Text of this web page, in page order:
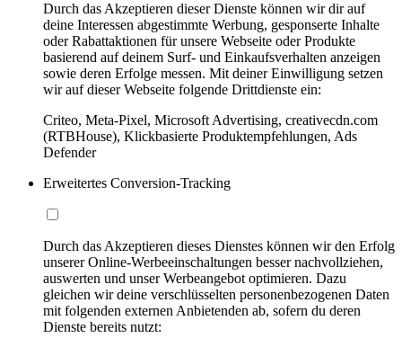
Durch das Akzeptieren dieser Dienste können wir dir auf
deine Interessen abgestimmte Werbung, gesponserte Inhalte
oder Rabattaktionen für unsere Webseite oder Produkte
basierend auf deinem Surf- und Einkaufsverhalten anzeigen
sowie deren Erfolge messen. Mit deiner Einwilligung setzen
wir auf dieser Webseite folgende Drittdienste ein:
Criteo, Meta-Pixel, Microsoft Advertising, creativecdn.com
(RTBHouse), Klickbasierte Produktempfehlungen, Ads
Defender
Erweitertes Conversion-Tracking
Durch das Akzeptieren dieses Dienstes können wir den Erfolg
unserer Online-Werbeeinschaltungen besser nachvollziehen,
auswerten und unser Werbeangebot optimieren. Dazu
gleichen wir deine verschlüsselten personenbezogenen Daten
mit folgenden externen Anbietenden ab, sofern du deren
Dienste bereits nutzt: